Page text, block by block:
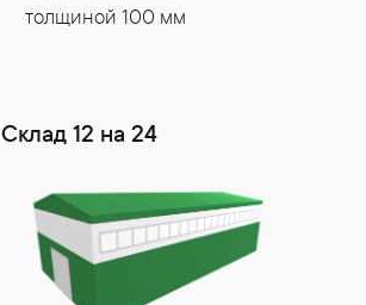
толщиной 100 мм
Cклад 12 на 24